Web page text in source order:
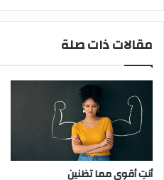
عملية
النهار
مقالات ذات صلة
أنتِ أقوى مما تظنين